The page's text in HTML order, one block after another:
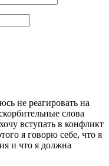
не реагировать на
слова
вступать в конфликт
я говорю себе, что я
и что я должна